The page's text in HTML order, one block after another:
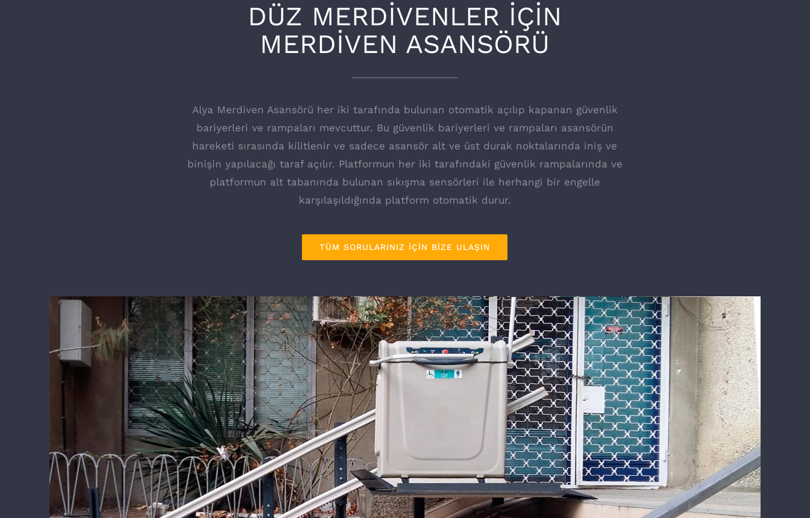
DÜZ MERDİVENLER İÇİN
MERDİVEN ASANSÖRÜ
Alya Merdiven Asansörü her iki tarafında bulunan otomatik açılıp kapanan güvenlik
bariyerleri ve rampaları mevcuttur. Bu güvenlik bariyerleri ve rampaları asansörün
hareketi sırasında kilitlenir ve sadece asansör alt ve üst durak noktalarında iniş ve
binişin yapılacağı taraf açılır. Platformun her iki tarafındaki güvenlik rampalarında ve
platformun alt tabanında bulunan sıkışma sensörleri ile herhangi bir engelle
karşılaşıldığında platform otomatik durur.
TÜM SORULARINIZ İÇİN BİZE ULAŞIN